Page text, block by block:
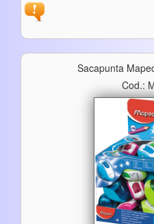
Sacapunta
Cod.: